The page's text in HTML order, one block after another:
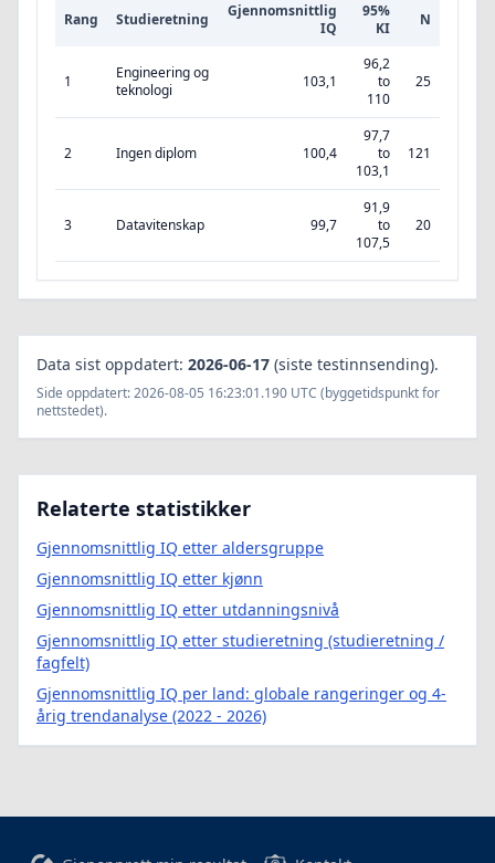
Rang Studieretning
Gjennomsnittlig
IQ
95%
KI
N
1
Engineering og
teknologi
103,1
96,2
to
110
25
2 Ingen diplom 100,4
97,7
to
103,1
121
3 Datavitenskap 99,7
91,9
to
107,5
20
Data sist oppdatert: 2026-06-17 (siste testinnsending).
Side oppdatert: 2026-08-05 16:23:01.190 UTC (byggetidspunkt for
nettstedet).
Relaterte statistikker
Gjennomsnittlig IQ etter aldersgruppe
Gjennomsnittlig IQ etter kjønn
Gjennomsnittlig IQ etter utdanningsnivå
Gjennomsnittlig IQ etter studieretning (studieretning /
fagfelt)
Gjennomsnittlig IQ per land: globale rangeringer og 4-
årig trendanalyse (2022 - 2026)